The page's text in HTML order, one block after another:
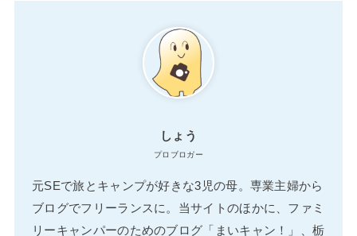
しょう
プロブロガー
元SEで旅とキャンプが好きな3児の母。専業主婦から
ブログでフリーランスに。当サイトのほかに、ファミ
リーキャンパーのためのブログ「まいキャン！」、栃